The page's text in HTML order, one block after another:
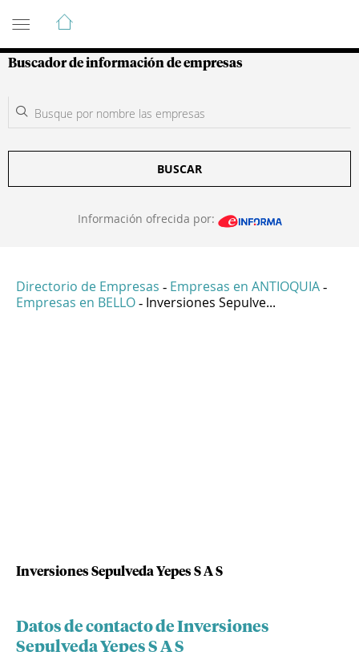
Guía de Empresas Colombianas
Buscador de información de empresas
BUSCAR
Información ofrecida por:
Directorio de Empresas - Empresas en ANTIOQUIA -
Empresas en BELLO - Inversiones Sepulve...
Inversiones Sepulveda Yepes S A S
Datos de contacto de Inversiones
Sepulveda Yepes S A S